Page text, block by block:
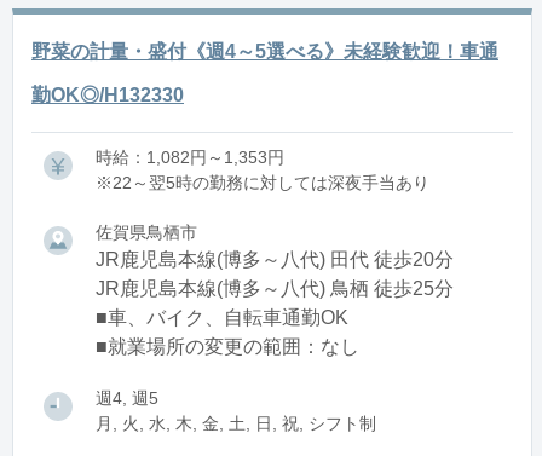
野菜の計量・盛付《週4～5選べる》未経験歓迎！車通
勤OK◎/H132330
時給：1,082円～1,353円
※22～翌5時の勤務に対しては深夜手当あり
佐賀県鳥栖市
JR鹿児島本線(博多～八代) 田代 徒歩20分
JR鹿児島本線(博多～八代) 鳥栖 徒歩25分
■車、バイク、自転車通勤OK
■就業場所の変更の範囲：なし
週4, 週5
月, 火, 水, 木, 金, 土, 日, 祝, シフト制